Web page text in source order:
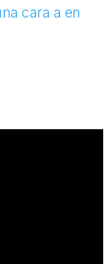
cara a en